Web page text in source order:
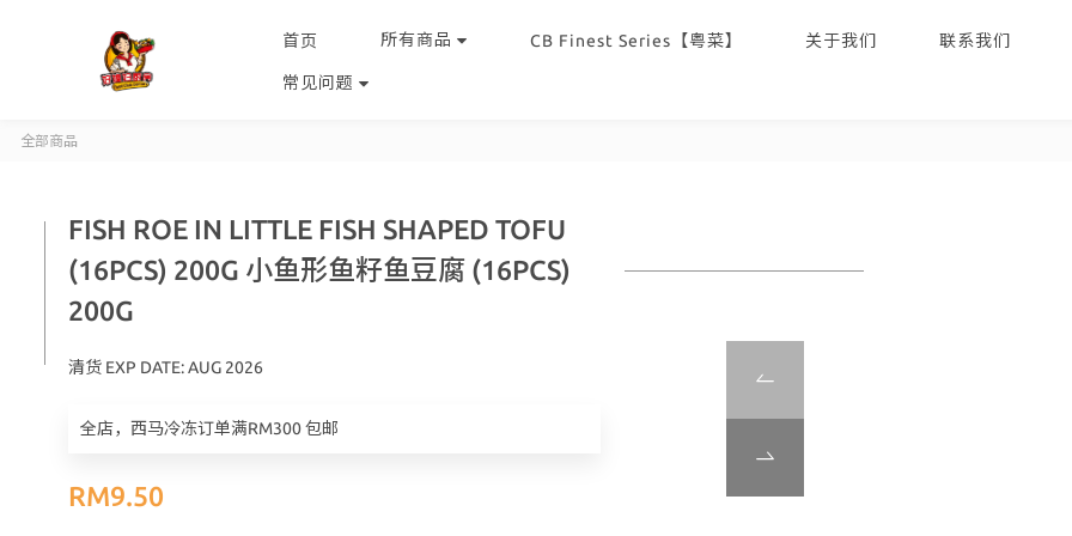
首页 所有商品 CB Finest Series【粤菜】 关于我们 联系我们
常见问题
全部商品
FISH ROE IN LITTLE FISH SHAPED TOFU
(16PCS) 200G 小鱼形鱼籽鱼豆腐 (16PCS)
200G
清货 EXP DATE: AUG 2026
全店，西马冷冻订单满RM300 包邮
RM9.50